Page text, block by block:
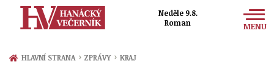
Neděle 9.8.
Roman
MENU
Zprávy
HLAVNÍ STRANA › ZPRÁVY › KRAJ